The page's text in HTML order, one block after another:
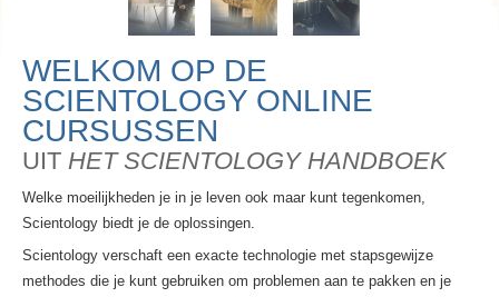
WELKOM OP DE
SCIENTOLOGY ONLINE
CURSUSSEN
UIT HET SCIENTOLOGY HANDBOEK
Welke moeilijkheden je in je leven ook maar kunt tegenkomen,
Scientology biedt je de oplossingen.
Scientology verschaft een exacte technologie met stapsgewijze
methodes die je kunt gebruiken om problemen aan te pakken en je